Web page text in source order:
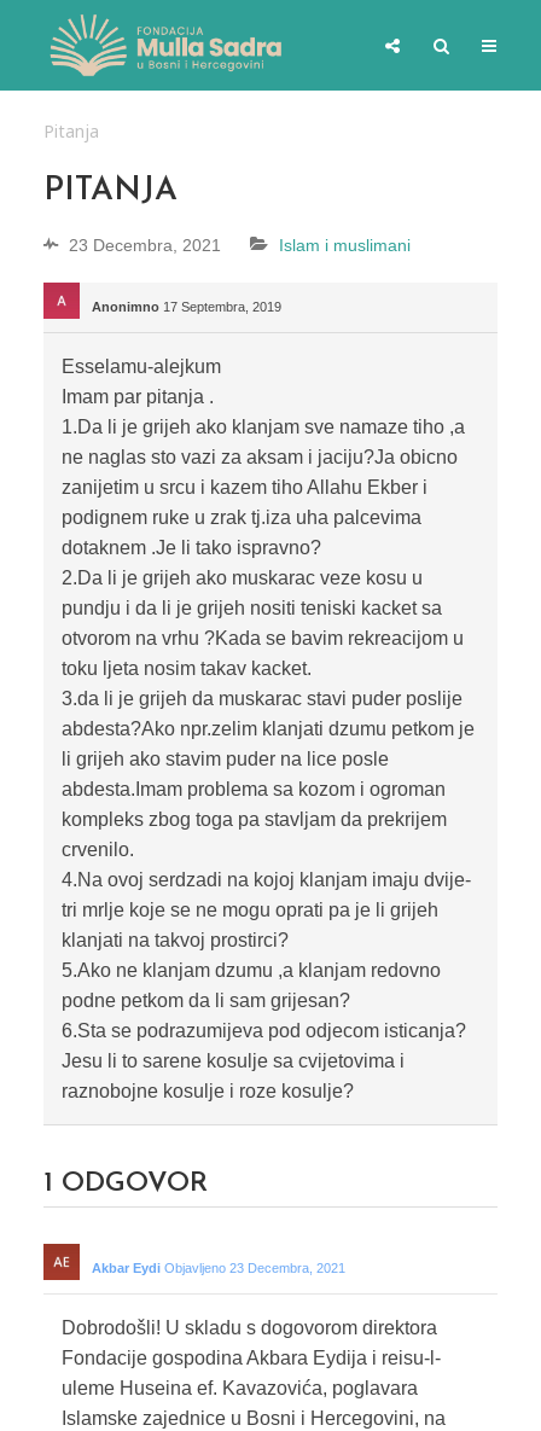
Pitanja
PITANJA
23 Decembra, 2021 Islam i muslimani
Anonimno 17 Septembra, 2019
Esselamu-alejkum
Imam par pitanja .
1.Da li je grijeh ako klanjam sve namaze tiho ,a
ne naglas sto vazi za aksam i jaciju?Ja obicno
zanijetim u srcu i kazem tiho Allahu Ekber i
podignem ruke u zrak tj.iza uha palcevima
dotaknem .Je li tako ispravno?
2.Da li je grijeh ako muskarac veze kosu u
pundju i da li je grijeh nositi teniski kacket sa
otvorom na vrhu ?Kada se bavim rekreacijom u
toku ljeta nosim takav kacket.
3.da li je grijeh da muskarac stavi puder poslije
abdesta?Ako npr.zelim klanjati dzumu petkom je
li grijeh ako stavim puder na lice posle
abdesta.Imam problema sa kozom i ogroman
kompleks zbog toga pa stavljam da prekrijem
crvenilo.
4.Na ovoj serdzadi na kojoj klanjam imaju dvije-
tri mrlje koje se ne mogu oprati pa je li grijeh
klanjati na takvoj prostirci?
5.Ako ne klanjam dzumu ,a klanjam redovno
podne petkom da li sam grijesan?
6.Sta se podrazumijeva pod odjecom isticanja?
Jesu li to sarene kosulje sa cvijetovima i
raznobojne kosulje i roze kosulje?
1 ODGOVOR
Akbar Eydi Objavljeno 23 Decembra, 2021
Dobrodošli! U skladu s dogovorom direktora
Fondacije gospodina Akbara Eydija i reisu-l-
uleme Huseina ef. Kavazovića, poglavara
Islamske zajednice u Bosni i Hercegovini, na